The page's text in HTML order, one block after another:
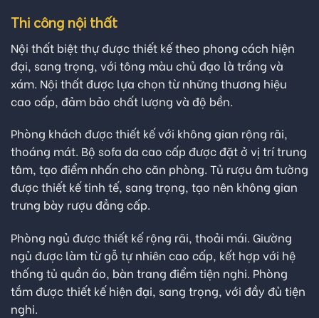
Thi công nội thất
Nội thất biệt thự được thiết kế theo phong cách hiện
đại, sang trọng, với tông màu chủ đạo là trắng và
xám. Nội thất được lựa chọn từ những thương hiệu
cao cấp, đảm bảo chất lượng và độ bền.
Phòng khách được thiết kế với không gian rộng rãi,
thoáng mát. Bộ sofa da cao cấp được đặt ở vị trí trung
tâm, tạo điểm nhấn cho căn phòng. Tủ rượu âm tường
được thiết kế tinh tế, sang trọng, tạo nên không gian
trưng bày rượu đẳng cấp.
Phòng ngủ được thiết kế rộng rãi, thoải mái. Giường
ngủ được làm từ gỗ tự nhiên cao cấp, kết hợp với hệ
thống tủ quần áo, bàn trang điểm tiện nghi. Phòng
tắm được thiết kế hiện đại, sang trọng, với đầy đủ tiện
nghi.